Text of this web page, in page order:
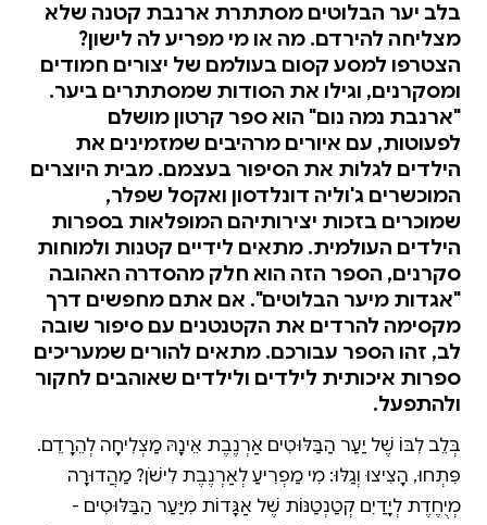
בלב יער הבלוטים מסתתרת ארנבת קטנה שלא
מצליחה להירדם. מה או מי מפריע לה לישון?
הצטרפו למסע קסום בעולמם של יצורים חמודים
ומסקרנים, וגילו את הסודות שמסתתרים ביער.
"ארנבת נמה נום" הוא ספר קרטון מושלם
לפעוטות, עם איורים מרהיבים שמזמינים את
הילדים לגלות את הסיפור בעצמם. מבית היוצרים
המוכשרים ג'וליה דונלדסון ואקסל שפלר,
שמוכרים בזכות יצירותיהם המופלאות בספרות
הילדים העולמית. מתאים לידיים קטנות ולמוחות
סקרנים, הספר הזה הוא חלק מהסדרה האהובה
"אגדות מיער הבלוטים". אם אתם מחפשים דרך
מקסימה להרדים את הקטנטנים עם סיפור שובה
לב, זהו הספר עבורכם. מתאים להורים שמעריכים
ספרות איכותית לילדים ולילדים שאוהבים לחקור
ולהתפעל.
בְּלֵב לִבּוֹ שֶׁל יַעַר הַבַּלּוּטִים אַרְנֶבֶת אֵינָהּ מַצְלִיחָה לְהֵרָדֵם.
פִּתְחוּ, הָצִיצוּ וְגַלּוּ: מִי מַפְרִיעַ לְאַרְנֶבֶת לִישֹׁן? מַהֲדוּרָה
מְיֻחֶדֶת לְיָדַיִם קְטַנְטַנּוֹת שֶׁל אַגָּדוֹת מִיַּעַר הַבַּלּוּטִים -